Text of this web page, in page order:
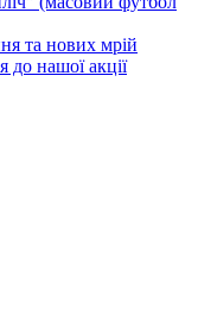
та нових мрій
нашої акції